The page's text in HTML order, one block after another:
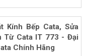
Kính Bếp Cata, Sửa
Từ Cata IT 773 - Đại
Chính Hãng